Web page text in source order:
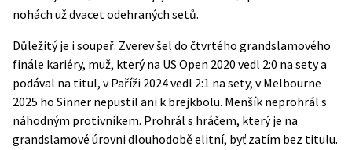
nohách už dvacet odehraných setů.
Důležitý je i soupeř. Zverev šel do čtvrtého grandslamového
finále kariéry, muž, který na US Open 2020 vedl 2:0 na sety a
podával na titul, v Paříži 2024 vedl 2:1 na sety, v Melbourne
2025 ho Sinner nepustil ani k brejkbolu. Menšík neprohrál s
náhodným protivníkem. Prohrál s hráčem, který je na
grandslamové úrovni dlouhodobě elitní, byť zatím bez titulu.